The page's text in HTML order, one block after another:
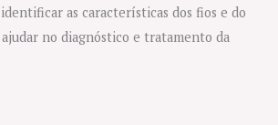
as características dos fios e do
no diagnóstico e tratamento da